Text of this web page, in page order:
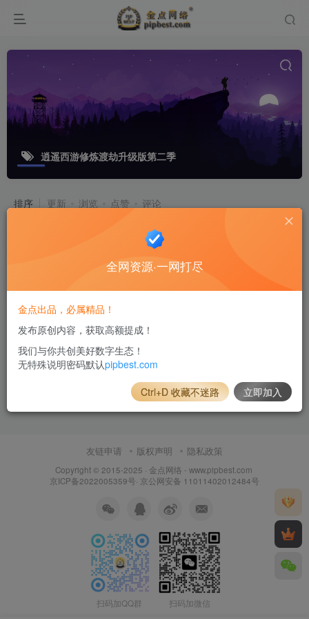
逍遥西游修炼渡劫升级版第二季
排序 更新 浏览 点赞 评论
回合手游【逍遥西游修炼渡劫升级版第
二季】单机一键既玩服务端_Linux手
工端_GM后台_安卓苹果双端
游戏源码
友链申请 版权声明 隐私政策
Copyright © 2015-2025 · 金点网络 - www.pipbest.com
京ICP备2022005359号· 京公网安备 11011402012484号
扫码加QQ群 扫码加微信
全网资源·一网打尽
金点出品，必属精品！
发布原创内容，获取高额提成！
我们与你共创美好数字生态！
无特殊说明密码默认pipbest.com
Ctrl+D 收藏不迷路 立即加入